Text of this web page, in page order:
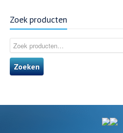
Zoek producten
Zoeken